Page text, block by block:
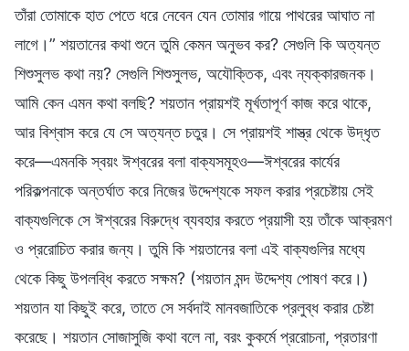
তাঁরা তোমাকে হাত পেতে ধরে নেবেন যেন তোমার গায়ে পাথরের আঘাত না
লাগে।” শয়তানের কথা শুনে তুমি কেমন অনুভব কর? সেগুলি কি অত্যন্ত
শিশুসুলভ কথা নয়? সেগুলি শিশুসুলভ, অযৌক্তিক, এবং ন্যক্কারজনক।
আমি কেন এমন কথা বলছি? শয়তান প্রায়শই মূর্খতাপূর্ণ কাজ করে থাকে,
আর বিশ্বাস করে যে সে অত্যন্ত চতুর। সে প্রায়শই শাস্ত্র থেকে উদ্ধৃত
করে—এমনকি স্বয়ং ঈশ্বরের বলা বাক্যসমূহও—ঈশ্বরের কার্যের
পরিকল্পনাকে অন্তর্ঘাত করে নিজের উদ্দেশ্যকে সফল করার প্রচেষ্টায় সেই
বাক্যগুলিকে সে ঈশ্বরের বিরুদ্ধে ব্যবহার করতে প্রয়াসী হয় তাঁকে আক্রমণ
ও প্ররোচিত করার জন্য। তুমি কি শয়তানের বলা এই বাক্যগুলির মধ্যে
থেকে কিছু উপলব্ধি করতে সক্ষম? (শয়তান মন্দ উদ্দেশ্য পোষণ করে।)
শয়তান যা কিছুই করে, তাতে সে সর্বদাই মানবজাতিকে প্রলুব্ধ করার চেষ্টা
করেছে। শয়তান সোজাসুজি কথা বলে না, বরং কুকর্মে প্ররোচনা, প্রতারণা